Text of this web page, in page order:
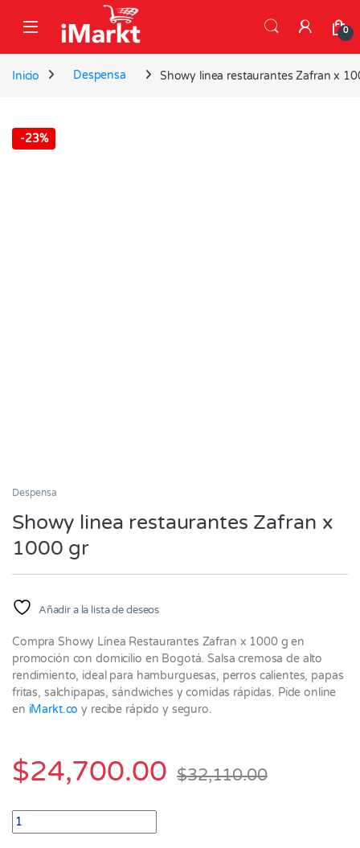
0
Inicio Despensa Showy linea restaurantes Zafran x
-23%
Despensa
Showy linea restaurantes Zafran x
1000 gr
Añadir a la lista de deseos
Compra Showy Línea Restaurantes Zafran x 1000 g en
promoción con domicilio en Bogotá. Salsa cremosa de alto
rendimiento, ideal para hamburguesas, perros calientes, papas
fritas, salchipapas, sándwiches y comidas rápidas. Pide online
en iMarkt.co y recibe rápido y seguro.
$24,700.00 $32,110.00
Showy linea restaurantes Zafran x 1000 gr quantity